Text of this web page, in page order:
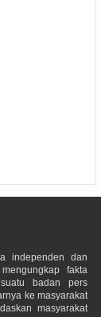
independen dan
fakta
badan pers
ke masyarakat
masyarakat